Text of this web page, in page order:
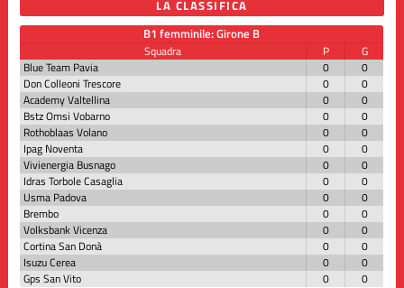
LA CLASSIFICA
B1 femminile: Girone B
Squadra P
G
Blue Team Pavia
0
0
Don Colleoni Trescore
0
0
Academy Valtellina
0
0
Bstz Omsi Vobarno
0
0
Rothoblaas Volano
0
0
Ipag Noventa
0
0
Vivienergia Busnago
0
0
Idras Torbole Casaglia
0
0
Usma Padova
0
0
Brembo
0
0
Volksbank Vicenza
0
0
Cortina San Donà
0
0
Isuzu Cerea
0
0
Gps San Vito
0 0